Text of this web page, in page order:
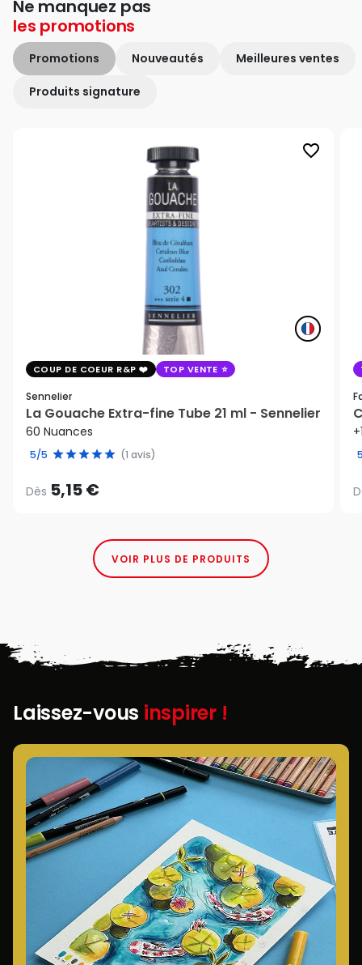
Ne manquez pas
les promotions
Promotions Nouveautés Meilleures ventes
Produits signature
favorite_border
COUP DE COEUR R&P TOP VENTE
Sennelier
La Gouache Extra-fine Tube 21 ml - Sennelier
60 Nuances
5/5 (1 avis)
Dès 5,15 €
VOIR PLUS DE PRODUITS
Laissez-vous inspirer !